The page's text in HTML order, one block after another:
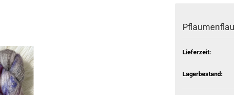
Lieferzeit:
Lagerbestand: